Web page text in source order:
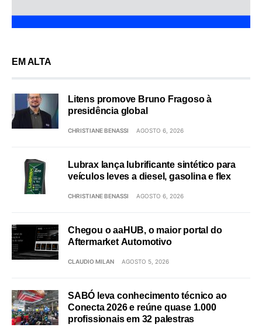
EM ALTA
Litens promove Bruno Fragoso à
presidência global
CHRISTIANE BENASSI AGOSTO 6, 2026
Lubrax lança lubrificante sintético para
veículos leves a diesel, gasolina e flex
CHRISTIANE BENASSI AGOSTO 6, 2026
Chegou o aaHUB, o maior portal do
Aftermarket Automotivo
CLAUDIO MILAN AGOSTO 5, 2026
SABÓ leva conhecimento técnico ao
Conecta 2026 e reúne quase 1.000
profissionais em 32 palestras